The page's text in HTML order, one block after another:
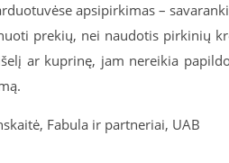
apsipirkimas –
prekių, nei naudotis pirkinių
ar kuprinę, jam nereikia
Fabula ir partneriai, UAB